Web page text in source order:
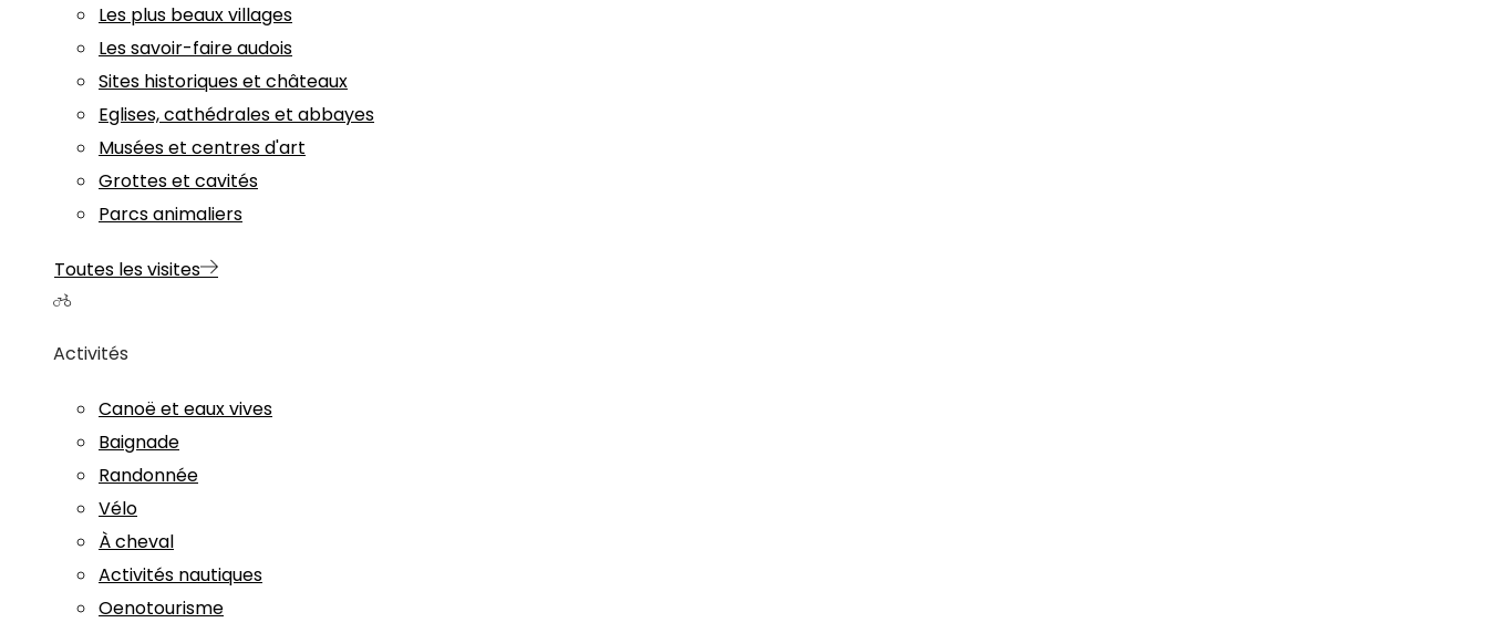
Les plus beaux villages
Les savoir-faire audois
Sites historiques et châteaux
Eglises, cathédrales et abbayes
Musées et centres d'art
Grottes et cavités
Parcs animaliers
Toutes les visites
Activités
Canoë et eaux vives
Baignade
Randonnée
Vélo
À cheval
Activités nautiques
Oenotourisme